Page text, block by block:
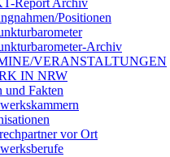
Report Archiv
Positionen
Archiv
VERANSTALTUNGEN
IN NRW
und Fakten
vor Ort